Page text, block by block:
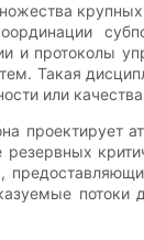
крупных
и протоколы
Такая
или
проектирует
резервных
потоки